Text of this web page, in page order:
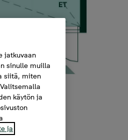
jatkuvaan
sinulle muilla
siitä, miten
käytön ja
ja